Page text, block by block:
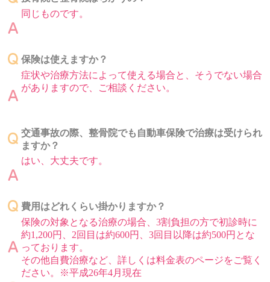
同じものです。
保険は使えますか？
症状や治療方法によって使える場合と、そうでない場合
がありますので、ご相談ください。
交通事故の際、整骨院でも自動車保険で治療は受けられ
ますか？
はい、大丈夫です。
費用はどれくらい掛かりますか？
保険の対象となる治療の場合、3割負担の方で初診時に
約1,200円、2回目は約600円、3回目以降は約500円とな
っております。
その他自費治療など、詳しくは料金表のページをご覧く
ださい。※平成26年4月現在